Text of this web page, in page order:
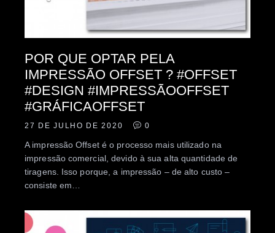
POR QUE OPTAR PELA
IMPRESSÃO OFFSET ? #OFFSET
#DESIGN #IMPRESSÃOOFFSET
#GRÁFICAOFFSET
27 DE JULHO DE 2020 0
A impressão Offset é o processo mais utilizado na
impressão comercial, devido à sua alta quantidade de
tiragens. Isso porque, a impressão – de alto custo –
consiste em…